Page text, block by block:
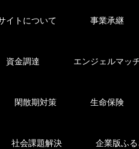
イトについて 事業承継
資金調達 エンジェルマッ
閑散期対策 生命保険
社会課題解決 企業版ふ